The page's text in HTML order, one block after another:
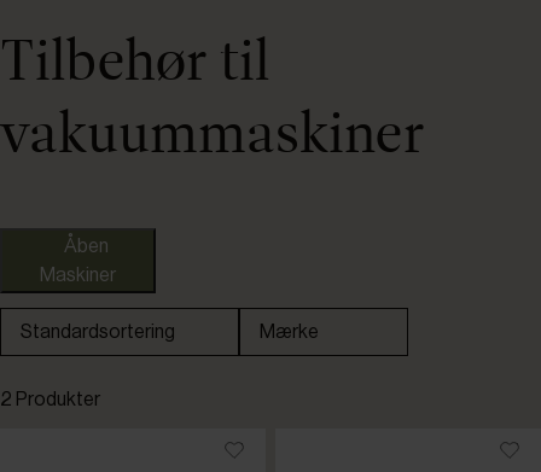
Tilbehør til
vakuummaskiner
Maskiner
Standardsortering
Standardsortering
Mærke
Orved
2 Produkter